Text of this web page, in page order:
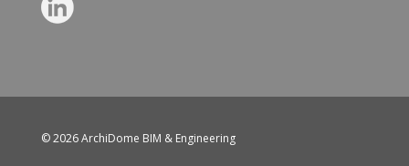
© 2026 ArchiDome BIM & Engineering